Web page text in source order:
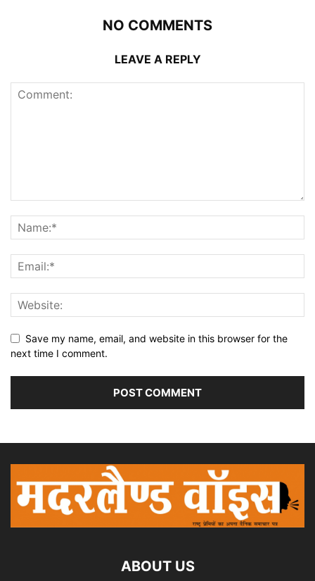
NO COMMENTS
LEAVE A REPLY
Save my name, email, and website in this browser for the
next time I comment.
ABOUT US